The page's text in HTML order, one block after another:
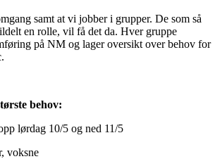
samt at vi jobber i grupper. De som så
en rolle, vil få det da. Hver gruppe
på NM og lager oversikt over behov for
behov:
lørdag 10/5 og ned 11/5
voksne